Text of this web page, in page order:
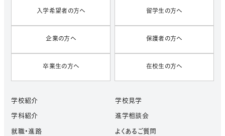
入学希望者の方へ 留学生の方へ
企業の方へ 保護者の方へ
卒業生の方へ 在校生の方へ
学校紹介
学科紹介
就職・進路
学校見学
進学相談会
よくあるご質問